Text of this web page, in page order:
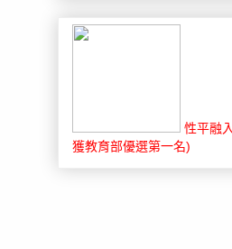
性平融
獲教育部優選第一名)